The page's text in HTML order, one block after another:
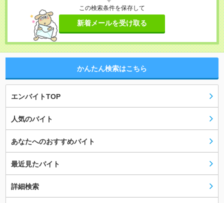
この検索条件を保存して
新着メールを受け取る
かんたん検索はこちら
エンバイトTOP
人気のバイト
あなたへのおすすめバイト
最近見たバイト
詳細検索